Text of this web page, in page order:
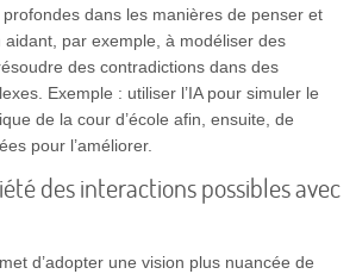
dans les manières de penser et
aidant, par exemple, à modéliser des
des contradictions dans des
Exemple : utiliser l’IA pour simuler le
de la cour d’école afin, ensuite, de
pour l’améliorer.
des interactions possibles avec
d’adopter une vision plus nuancée de